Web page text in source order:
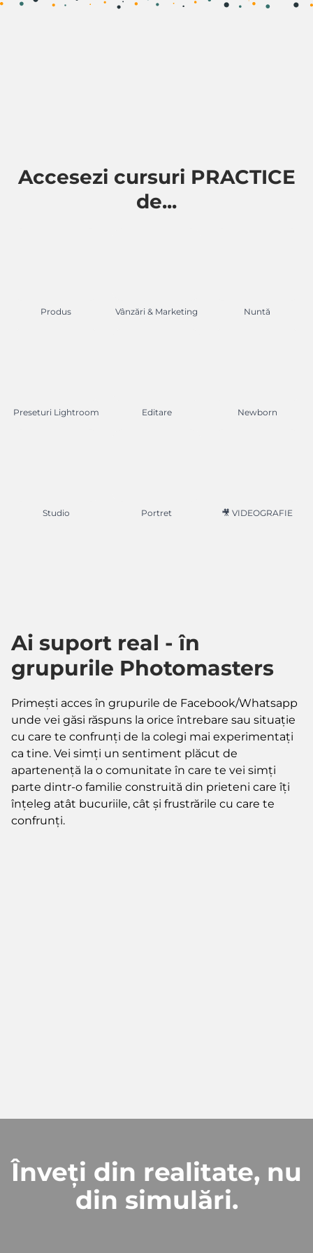
Accesezi cursuri PRACTICE
de...
Produs Vânzări & Marketing Nuntă
Preseturi Lightroom Editare Newborn
Studio Portret 🎥 VIDEOGRAFIE
Ai suport real - în
grupurile Photomasters
Primești acces în grupurile de Facebook/Whatsapp
unde vei găsi răspuns la orice întrebare sau situație
cu care te confrunți de la colegi mai experimentați
ca tine. Vei simți un sentiment plăcut de
apartenență la o comunitate în care te vei simți
parte dintr-o familie construită din prieteni care îți
înțeleg atât bucuriile, cât și frustrările cu care te
confrunți.
Înveți din realitate, nu
din simulări.